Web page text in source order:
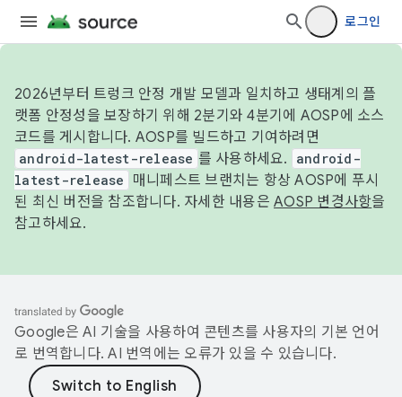
로그인
2026년부터 트렁크 안정 개발 모델과 일치하고 생태계의 플
랫폼 안정성을 보장하기 위해 2분기와 4분기에 AOSP에 소스
코드를 게시합니다. AOSP를 빌드하고 기여하려면
android-latest-release 를 사용하세요.
android-
latest-release
매니페스트 브랜치는 항상 AOSP에 푸시
된 최신 버전을 참조합니다. 자세한 내용은 AOSP 변경사항을
참고하세요.
Google은 AI 기술을 사용하여 콘텐츠를 사용자의 기본 언어
로 번역합니다. AI 번역에는 오류가 있을 수 있습니다.